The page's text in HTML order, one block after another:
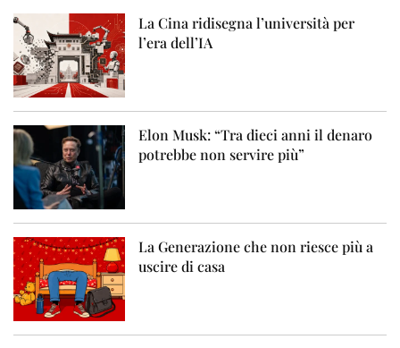
La Cina ridisegna l’università per
l’era dell’IA
Elon Musk: “Tra dieci anni il denaro
potrebbe non servire più”
La Generazione che non riesce più a
uscire di casa